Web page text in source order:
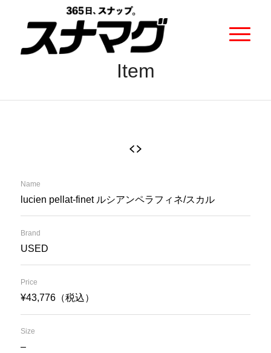
Item
Name
lucien pellat-finet ルシアンペラフィネ/スカル
Brand
USED
Price
¥43,776（税込）
Size
–